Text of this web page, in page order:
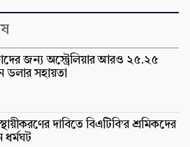
জন্য অস্ট্রেলিয়ার আরও ২৫.২৫
ডলার সহায়তা
দাবিতে বিএটিবি’র শ্রমিকদের
ধর্মঘট